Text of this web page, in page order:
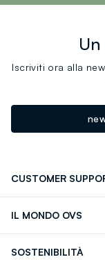
Iscriviti ora alla
CUSTOMER
IL MONDO OVS
SOSTENIBILITÀ